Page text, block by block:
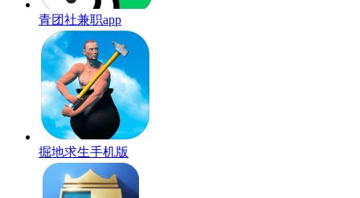
青团社兼职app
掘地求生手机版